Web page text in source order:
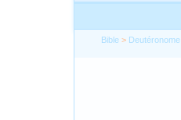
Bible > Deutéronome